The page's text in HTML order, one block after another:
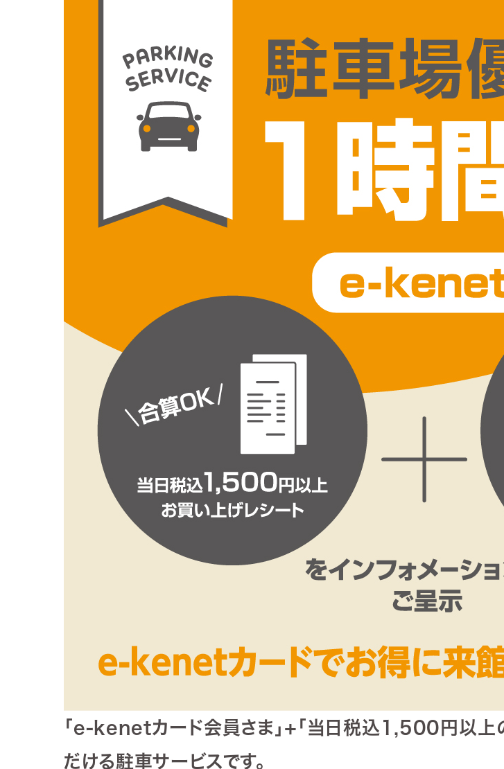
「e-kenetカード会員さま」+「当日税込1,500円以上
だける駐車サービスです。